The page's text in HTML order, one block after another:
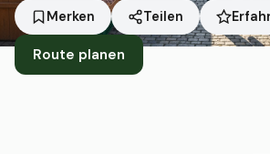
Merken Teilen
Route planen